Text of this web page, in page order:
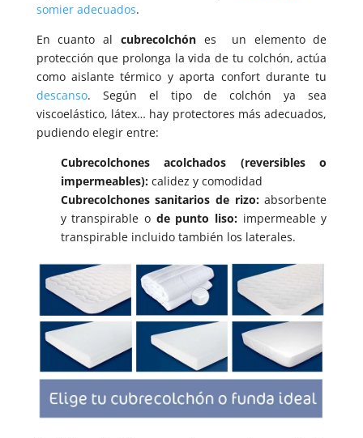
somier adecuados.
En cuanto al cubrecolchónes un elemento de
protección que prolonga la vida de tu colchón, actúa
como aislante térmico y aporta confort durante tu
descanso. Según el tipo de colchón ya sea
viscoelástico, látex… hay protectores más adecuados,
pudiendo elegir entre:
Cubrecolchones acolchados (reversibles o
impermeables):calidez y comodidad
Cubrecolchones sanitarios de rizo:absorbente
y transpirable o de punto liso:impermeable y
transpirable incluido también los laterales.